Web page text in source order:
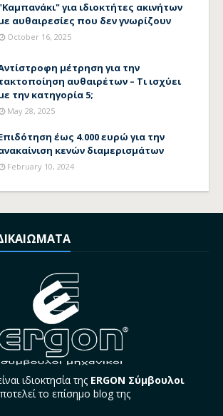
για ιδιοκτήτες ακινήτων
αυθαιρεσίες που δεν γνωρίζουν
October 16, 2025
μέτρηση για την
αυθαιρέτων – Τι ισχύει
την κατηγορία 5;
May 28, 2025
έως 4.000 ευρώ για την
κενών διαμερισμάτων
February 10, 2024
ιδιοκτησία της ERGON Σύμβουλοι
το επίσημο blog της